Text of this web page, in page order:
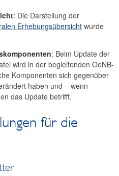
: Die Darstellung der
Erhebungsübersicht wurde
: Beim Update der
wird in der begleitenden OeNB-
Komponenten sich gegenüber
haben und – wenn
das Update betrifft.
für die